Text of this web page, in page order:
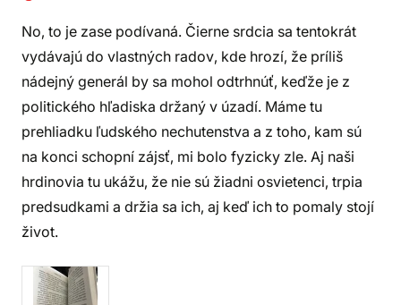
No, to je zase podívaná. Čierne srdcia sa tentokrát
vydávajú do vlastných radov, kde hrozí, že príliš
nádejný generál by sa mohol odtrhnúť, keďže je z
politického hľadiska držaný v úzadí. Máme tu
prehliadku ľudského nechutenstva a z toho, kam sú
na konci schopní zájsť, mi bolo fyzicky zle. Aj naši
hrdinovia tu ukážu, že nie sú žiadni osvietenci, trpia
predsudkami a držia sa ich, aj keď ich to pomaly stojí
život.